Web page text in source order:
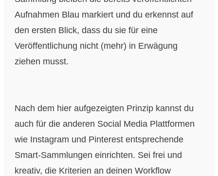
Aufnahmen Blau markiert und du erkennst auf
den ersten Blick, dass du sie für eine
Veröffentlichung nicht (mehr) in Erwägung
ziehen musst.
Nach dem hier aufgezeigten Prinzip kannst du
auch für die anderen Social Media Plattformen
wie Instagram und Pinterest entsprechende
Smart-Sammlungen einrichten. Sei frei und
kreativ, die Kriterien an deinen Workflow